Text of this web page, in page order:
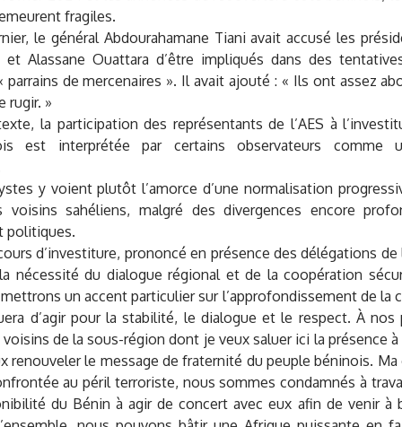
fragiles.
le général Abdourahamane Tiani avait accusé les
et Alassane Ouattara d’être impliqués dans des
parrains de mercenaires ». Il avait ajouté : « Ils ont assez
rugir. »
la participation des représentants de l’AES à
est interprétée par certains observateurs comme
y voient plutôt l’amorce d’une normalisation
sahéliens, malgré des divergences encore
politiques.
d’investiture, prononcé en présence des délégations de
nécessité du dialogue régional et de la coopération
un accent particulier sur l’approfondissement de la
d’agir pour la stabilité, le dialogue et le respect. À nos
voisins de la sous-région dont je veux saluer ici la présence
renouveler le message de fraternité du peuple béninois.
au péril terroriste, nous sommes condamnés à
du Bénin à agir de concert avec eux afin de venir à